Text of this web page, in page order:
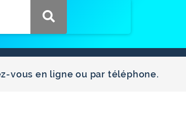
vous en ligne ou par téléphone.